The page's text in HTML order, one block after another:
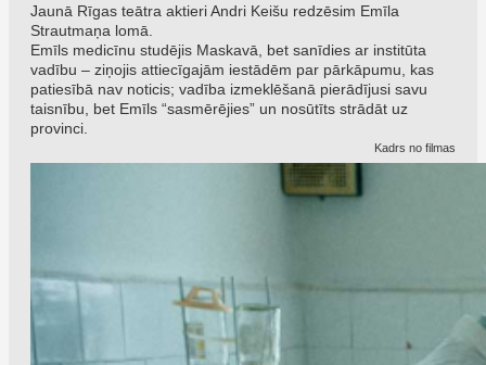
Jaunā Rīgas teātra aktieri Andri Keišu redzēsim Emīla
Strautmaņa lomā.
Emīls medicīnu studējis Maskavā, bet sanīdies ar institūta
vadību – ziņojis attiecīgajām iestādēm par pārkāpumu, kas
patiesībā nav noticis; vadība izmeklēšanā pierādījusi savu
taisnību, bet Emīls “sasmērējies” un nosūtīts strādāt uz
provinci.
Kadrs no filmas